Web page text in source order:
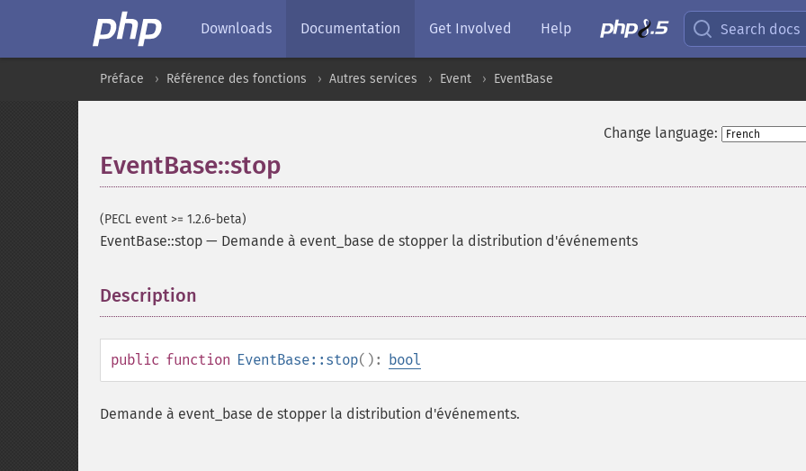
Downloads Documentation Get Involved Help Search docs
Préface Référence des fonctions Autres services Event EventBase
Change language:
EventBase::stop
(PECL event >= 1.2.6-beta)
EventBase::stop — Demande à event_base de stopper la distribution d'événements
Description
public function EventBase::stop(): bool
Demande à event_base de stopper la distribution d'événements.